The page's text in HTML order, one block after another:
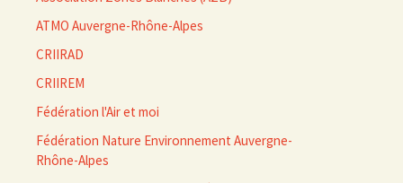
ATMO Auvergne-Rhône-Alpes
CRIIRAD
CRIIREM
Fédération l'Air et moi
Fédération Nature Environnement Auvergne-
Rhône-Alpes